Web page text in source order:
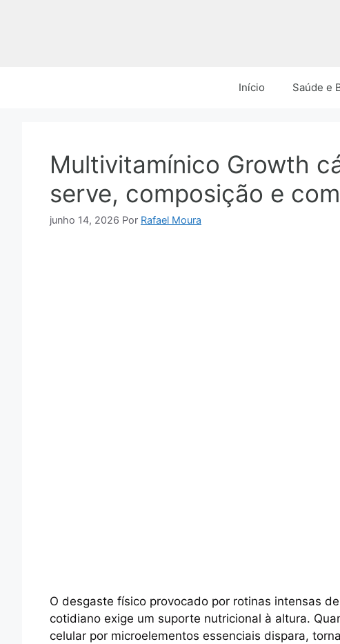
Início Saúde e
Multivitamínico Growth
serve, composição e
junho 14, 2026 Por Rafael Moura
O desgaste físico provocado por rotinas intensas
cotidiano exige um suporte nutricional à altura.
celular por microelementos essenciais dispara,